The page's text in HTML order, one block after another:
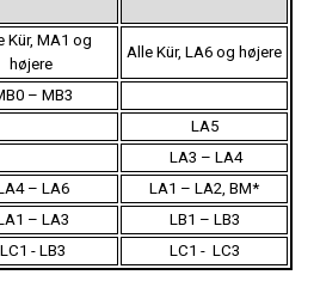
Kür, MA1 og
højere
Alle Kür, LA6 og højere
– MB3
LA5
LA3 – LA4
– LA6
LA1 – LA2, BM*
– LA3
LB1 – LB3
LC1 - LB3 LC1 - LC3